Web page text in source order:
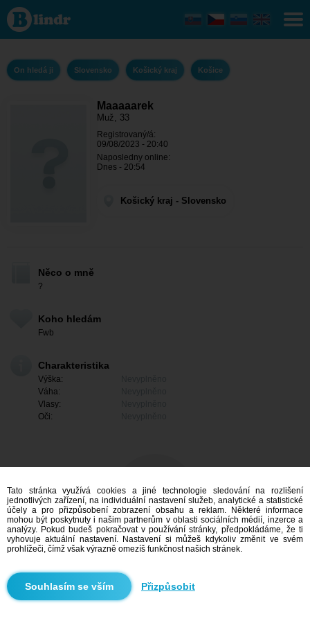
Maaaaarek
- On hledá
ji Košický
kraj -
On hledá ji Slovensko Košický kraj Košice
Maaaaarek
Muž, 33
Registrovaný/á:
09/08/2023 - 20:40
Naposledny online:
Dnes - 20:54
Košický kraj - Slovensko
Něco o mně
?
Koho hledám
Fwb
Charakteristika
Výška:
Váha:
Vlasy:
Oči:
Mám zájem
Vyhledávání
Tato stránka využívá cookies a jiné technologie sledování na rozlišení
jednotlivých zařízení, na individuální nastavení služeb, analytické a statistické
účely a pro přizpůsobení zobrazení obsahu a reklam. Některé informace
mohou být poskytnuty i našim partnerům v oblasti sociálních médií, inzerce a
analýzy. Pokud budeš pokračovat v používání stránky, předpokládáme, že ti
vyhovuje aktuální nastavení. Nastavení si můžeš kdykoliv změnit ve svém
prohlížeči, čímž však výrazně omezíš funkčnost našich stránek.
Přizpůsobit